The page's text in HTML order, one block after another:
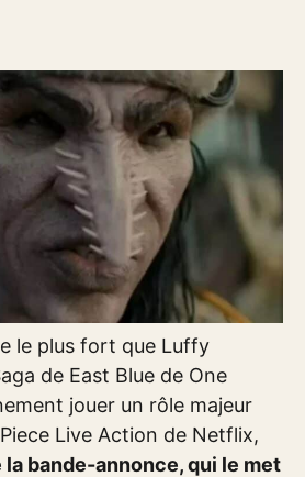
le plus fort que Luffy
de East Blue de One
jouer un rôle majeur
Live Action de Netflix,
bande-annonce, qui le met